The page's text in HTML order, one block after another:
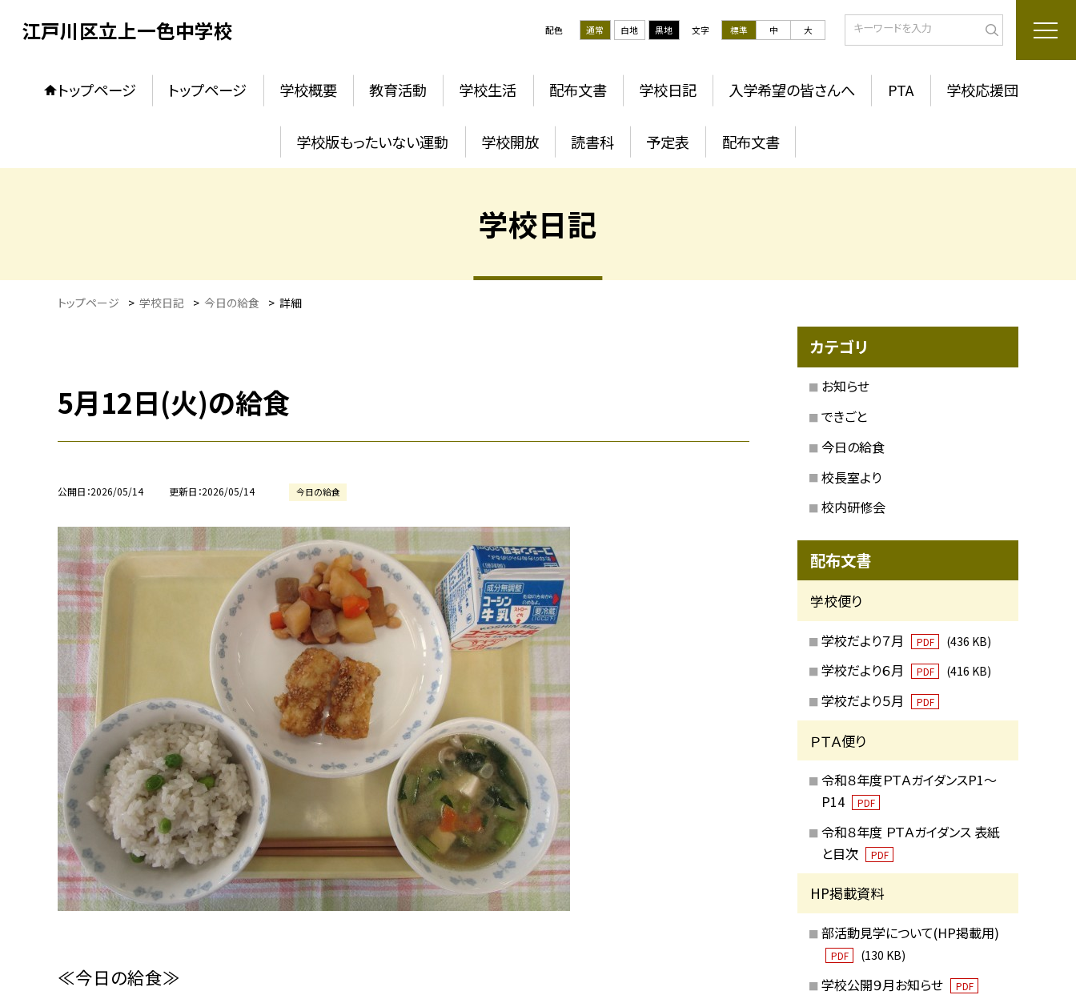
江戸川区立上一色中学校 配色 通常 白地 黒地 文字 標準 中 大
トップページ トップページ 学校概要 教育活動 学校生活 配布文書 学校日記 入学希望の皆さんへ PTA 学校応援団
学校版もったいない運動 学校開放 読書科 予定表 配布文書
学校日記
トップページ > 学校日記 > 今日の給食 > 詳細
5月12日(火)の給食
公開日 2026/05/14 更新日 2026/05/14 今日の給食
≪今日の給食≫
カテゴリ
お知らせ
できごと
今日の給食
校長室より
校内研修会
配布文書
学校便り
学校だより７月 PDF (436 KB)
学校だより６月 PDF (416 KB)
学校だより５月 PDF
ＰＴＡ便り
令和８年度ＰＴＡガイダンスP1～
P14
PDF
令和８年度 ＰＴＡガイダンス 表紙
と目次
PDF
HP掲載資料
部活動見学について(HP掲載用)
PDF (130 KB)
学校公開９月お知らせ PDF